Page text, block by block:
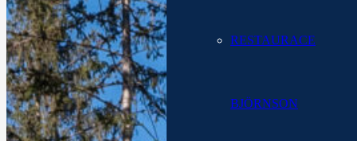
RESTAURACE
BJÖRNSON